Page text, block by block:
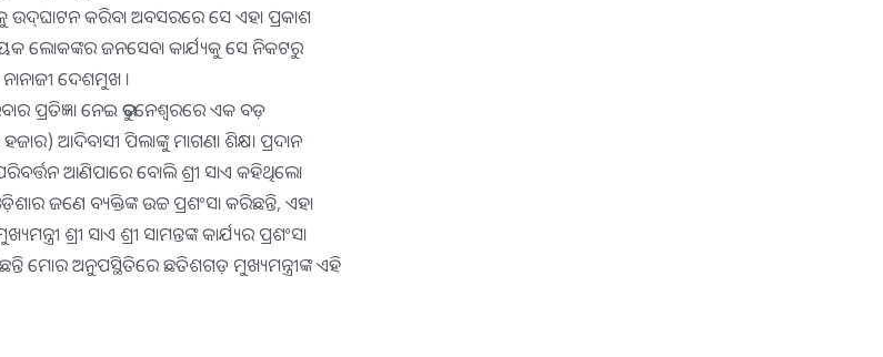
ଉଦ୍‍ଘାଟନ କରିବା ଅବସରରେ ସେ ଏହା ପ୍ରକାଶ
ଲୋକଙ୍କର ଜନସେବା କାର୍ଯ୍ୟକୁ ସେ ନିକଟରୁ
ଦେଶମୁଖ ।
ପ୍ରତିଜ୍ଞା ନେଇ ଭୁବନେଶ୍ୱରରେ ଏକ ବଡ଼
ଆଦିବାସୀ ପିଲାଙ୍କୁ ମାଗଣା ଶିକ୍ଷା ପ୍ରଦାନ
ଆଣିପାରେ ବୋଲି ଶ୍ରୀ ସାଏ କହିଥିଲେ।
ଜଣେ ବ୍ୟକ୍ତିଙ୍କ ଉଚ୍ଚ ପ୍ରଶଂସା କରିଛନ୍ତି, ଏହା
ଶ୍ରୀ ସାଏ ଶ୍ରୀ ସାମନ୍ତଙ୍କ କାର୍ଯ୍ୟର ପ୍ରଶଂସା
ମୋର ଅନୁପସ୍ଥିତିରେ ଛତିଶଗଡ଼ ମୁଖ୍ୟମନ୍ତ୍ରୀଙ୍କ ଏହି